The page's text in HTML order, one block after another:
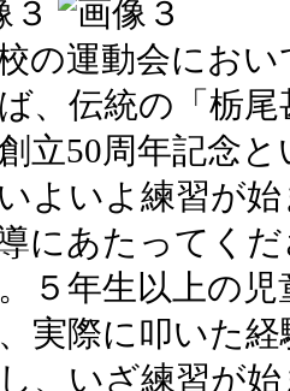
の運動会におい
、伝統の「栃
立50周年記念
よいよ練習が
にあたってくだ
５年生以上の
実際に叩いた
、いざ練習が